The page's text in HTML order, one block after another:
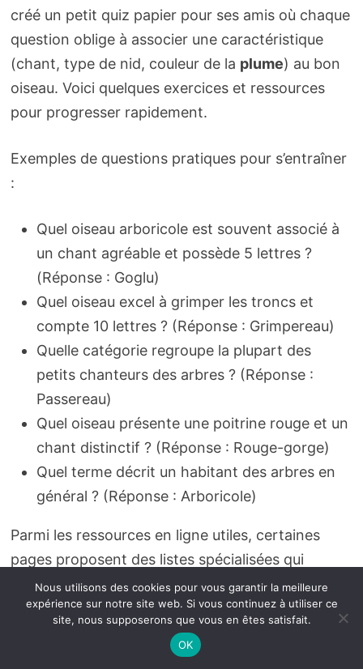
créé un petit quiz papier pour ses amis où chaque
question oblige à associer une caractéristique
(chant, type de nid, couleur de la plume) au bon
oiseau. Voici quelques exercices et ressources
pour progresser rapidement.
Exemples de questions pratiques pour s’entraîner
:
Quel oiseau arboricole est souvent associé à
un chant agréable et possède 5 lettres ?
(Réponse : Goglu)
Quel oiseau excel à grimper les troncs et
compte 10 lettres ? (Réponse : Grimpereau)
Quelle catégorie regroupe la plupart des
petits chanteurs des arbres ? (Réponse :
Passereau)
Quel oiseau présente une poitrine rouge et un
chant distinctif ? (Réponse : Rouge-gorge)
Quel terme décrit un habitant des arbres en
général ? (Réponse : Arboricole)
Parmi les ressources en ligne utiles, certaines
pages proposent des listes spécialisées qui
peuvent éclairer une grille selon le contexte : pour
des oiseaux marins, pour des expressions
verbales liées aux ailes, ou pour des termes à
double sens. Ces ressources complètent votre
Nous utilisons des cookies pour vous garantir la meilleure
expérience sur notre site web. Si vous continuez à utiliser ce
site, nous supposerons que vous en êtes satisfait.
OK